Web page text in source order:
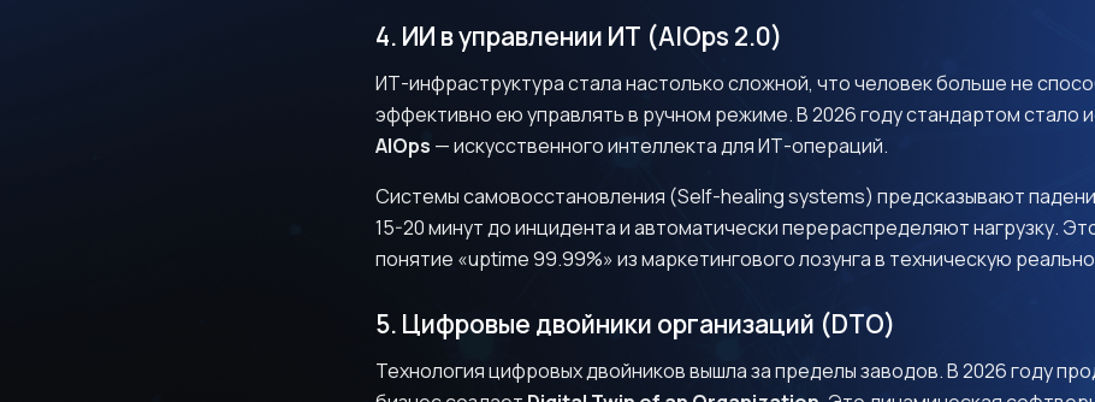
4. ИИ в управлении ИТ (AIOps 2.0)
ИТ-инфраструктура стала настолько сложной, что человек больше не
эффективно ею управлять в ручном режиме. В 2026 году стандартом стало
AIOps — искусственного интеллекта для ИТ-операций.
Системы самовосстановления (Self-healing systems) предсказывают
15-20 минут до инцидента и автоматически перераспределяют нагрузку.
понятие «uptime 99.99%» из маркетингового лозунга в техническую
5. Цифровые двойники организаций (DTO)
Технология цифровых двойников вышла за пределы заводов. В 2026 году
Я даю согласие на обработку персональных данных в
соответствии сПолитикой конфиденциальности